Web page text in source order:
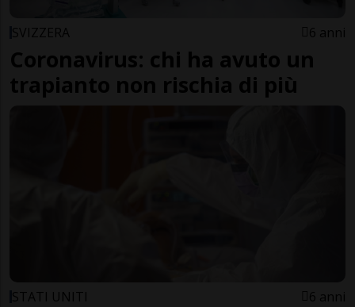
SVIZZERA 6 anni
Coronavirus: chi ha avuto un
trapianto non rischia di più
STATI UNITI 6 anni